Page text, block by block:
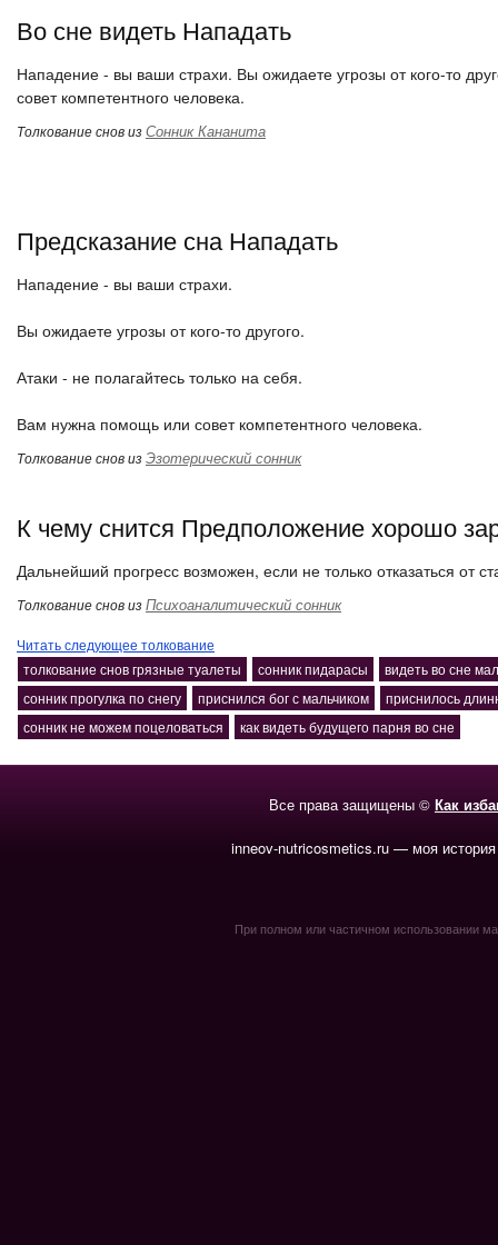
Во сне видеть Нападать
Нападение - вы ваши страхи. Вы ожидаете угрозы от кого-то
совет компетентного человека.
Толкование снов изСонник Кананита
Предсказание сна Нападать
Нападение - вы ваши страхи.
Вы ожидаете угрозы от кого-то другого.
Атаки - не полагайтесь только на себя.
Вам нужна помощь или совет компетентного человека.
Толкование снов изЭзотерический сонник
К чему снится Предположение хорошо
Дальнейший прогресс возможен, если не только отказаться от
Толкование снов изПсихоаналитический сонник
Читать следующее толкование
толкование снов грязные туалеты
сонник пидарасы
видеть во сне
сонник прогулка по снегу
приснился бог с мальчиком
приснилось
сонник не можем поцеловаться
как видеть будущего парня во сне
Все права защищены © Как
inneov-nutricosmetics.ru — моя
При полном или частичном использовании